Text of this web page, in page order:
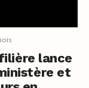
lance
et